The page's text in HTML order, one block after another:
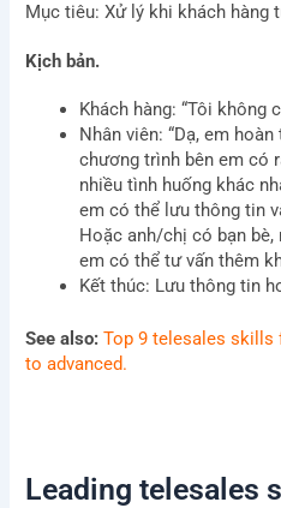
Mục tiêu: Xử lý khi khách hàng
Kịch bản.
Khách hàng: “Tôi không
Nhân viên: “Dạ, em
chương trình bên em có
nhiều tình huống khác
em có thể lưu thông tin
Hoặc anh/chị có bạn
em có thể tư vấn thêm
Kết thúc: Lưu thông tin
See also: Top 9 telesales
to advanced.
Leading telesales